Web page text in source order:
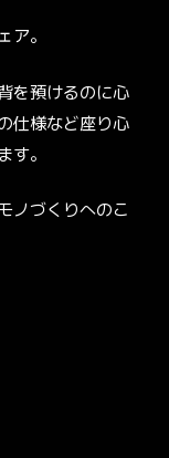
ア。
を預けるのに心
仕様など座り心
。
ノづくりへのこ